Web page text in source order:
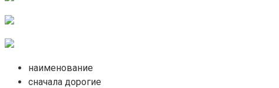
наименование
сначала дорогие